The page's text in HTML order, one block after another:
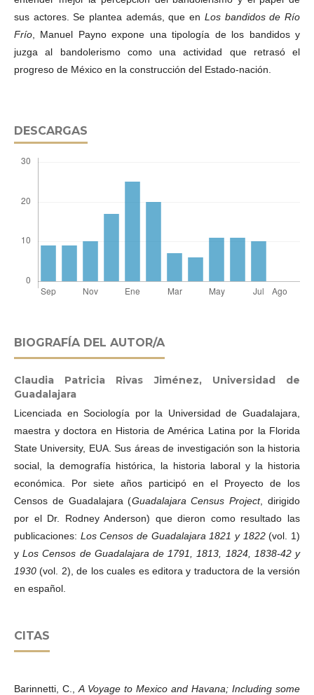
sus actores. Se plantea además, que en Los bandidos de Río
Frío , Manuel Payno expone una tipología de los bandidos y
juzga al bandolerismo como una actividad que retrasó el
progreso de México en la construcción del Estado-nación.
DESCARGAS
BIOGRAFÍA DEL AUTOR/A
Claudia Patricia Rivas Jiménez, Universidad de
Guadalajara
Licenciada en Sociología por la Universidad de Guadalajara,
maestra y doctora en Historia de América Latina por la Florida
State University, EUA. Sus áreas de investigación son la historia
social, la demografía histórica, la historia laboral y la historia
económica. Por siete años participó en el Proyecto de los
Censos de Guadalajara (Guadalajara Census Project, dirigido
por el Dr. Rodney Anderson) que dieron como resultado las
publicaciones: Los Censos de Guadalajara 1821 y 1822(vol. 1)
yLos Censos de Guadalajara de 1791, 1813, 1824, 1838-42 y
1930(vol. 2), de los cuales es editora y traductora de la versión
en español.
CITAS
Barinnetti, C., A Voyage to Mexico and Havana; Including some